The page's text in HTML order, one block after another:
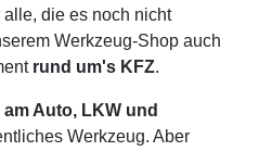
die es noch nicht
Werkzeug-Shop auch
rund um's KFZ.
Auto, LKW und
Werkzeug. Aber